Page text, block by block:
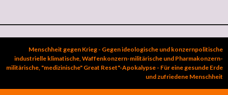
Menschheit gegen Krieg - Gegen ideologische und konzernpolitische
industrielle klimatische, Waffenkonzern-militärische und Pharmakonzern-
militärische, "medizinische" Great Reset"-Apokalypse - Für eine gesunde Erde
und zufriedene Menschheit